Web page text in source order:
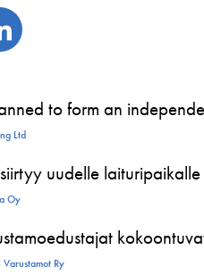
to form an
Ltd
uudelle
Oy
Ry